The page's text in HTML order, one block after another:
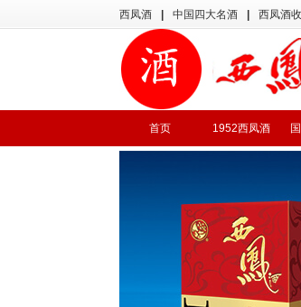
西凤酒 中国四大名酒 西凤酒
首页 1952西凤酒